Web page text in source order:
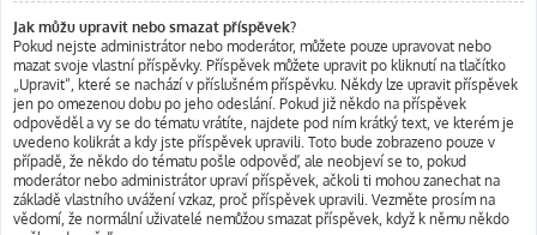
Jak můžu upravit nebo smazat příspěvek?
Pokud nejste administrátor nebo moderátor, můžete pouze upravovat nebo
mazat svoje vlastní příspěvky. Příspěvek můžete upravit po kliknutí na tlačítko
„Upravit“, které se nachází v příslušném příspěvku. Někdy lze upravit příspěvek
jen po omezenou dobu po jeho odeslání. Pokud již někdo na příspěvek
odpověděl a vy se do tématu vrátíte, najdete pod ním krátký text, ve kterém je
uvedeno kolikrát a kdy jste příspěvek upravili. Toto bude zobrazeno pouze v
případě, že někdo do tématu pošle odpověď, ale neobjeví se to, pokud
moderátor nebo administrátor upraví příspěvek, ačkoli ti mohou zanechat na
základě vlastního uvážení vzkaz, proč příspěvek upravili. Vezměte prosím na
vědomí, že normální uživatelé nemůžou smazat příspěvek, když k němu někdo